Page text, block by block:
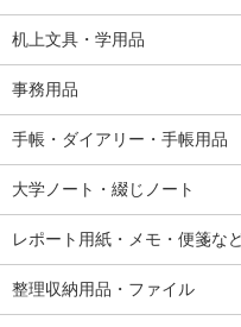
机上文具・学用品
事務用品
手帳・ダイアリー・手帳用品
大学ノート・綴じノート
レポート用紙・メモ・便箋な
整理収納用品・ファイル